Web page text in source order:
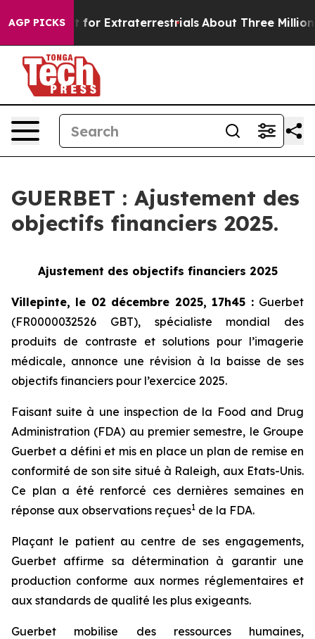
AGP PICKS
to Hunt for Extraterrestrials About Three Million
GUERBET : Ajustement des
objectifs financiers 2025.
Ajustement des objectifs financiers 2025
Villepinte, le 02 décembre 2025, 17h45 : Guerbet
(FR0000032526 GBT), spécialiste mondial des
produits de contraste et solutions pour l’imagerie
médicale, annonce une révision à la baisse de ses
objectifs financiers pour l’exercice 2025.
Faisant suite à une inspection de la Food and Drug
Administration (FDA) au premier semestre, le Groupe
Guerbet a défini et mis en place un plan de remise en
conformité de son site situé à Raleigh, aux Etats-Unis.
Ce plan a été renforcé ces dernières semaines en
réponse aux observations reçues1 de la FDA.
Plaçant le patient au centre de ses engagements,
Guerbet affirme sa détermination à garantir une
production conforme aux normes réglementaires et
aux standards de qualité les plus exigeants.
Guerbet mobilise des ressources humaines,